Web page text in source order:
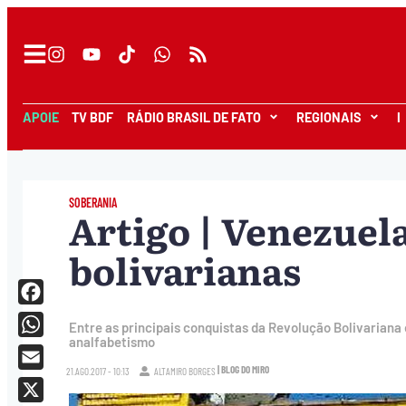
APOIE TV BDF RÁDIO BRASIL DE FATO REGIONAIS I
SOBERANIA
Artigo |
bolivarianas
Entre as principais conquistas da Revolução
analfabetismo
21.AGO.2017 - 10:13 ALTAMIRO BORGES | BLOG DO MIRO
Facebook
WhatsApp
Email